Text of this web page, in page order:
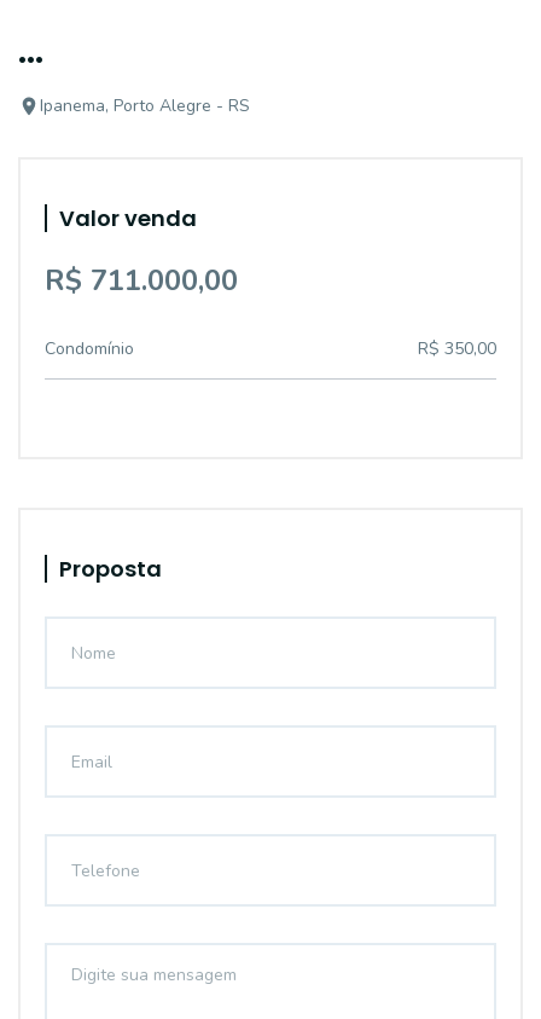
...
Ipanema, Porto Alegre - RS
Valor venda
R$ 711.000,00
Condomínio R$ 350,00
Proposta